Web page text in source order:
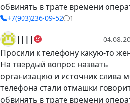
обвинять в трате времени
+7(903)236-09-52 1
||||
Просили к телефону какую-то
На твердый вопрос назвать
организацию и источник слива
телефона стали отмашки
обвинять в трате времени